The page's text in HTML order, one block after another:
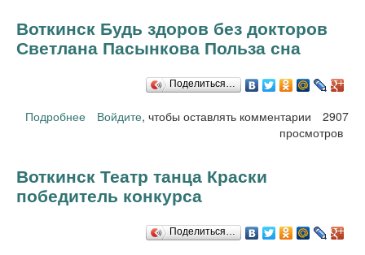
Воткинск Будь здоров без докторов
Светлана Пасынкова Польза сна
Поделиться…
Подробнее
о Воткинск Будь здоров без докторов Светлана
Пасынкова Польза сна
Войдите, чтобы оставлять комментарии
2907
просмотров
Воткинск Театр танца Краски
победитель конкурса
Поделиться…